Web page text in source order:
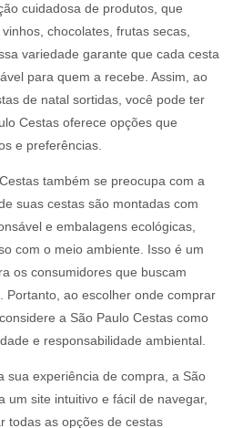
cuidadosa de produtos, que
chocolates, frutas secas,
variedade garante que cada cesta
para quem a recebe. Assim, ao
de natal sortidas, você pode ter
Cestas oferece opções que
e preferências.
também se preocupa com a
suas cestas são montadas com
e embalagens ecológicas,
com o meio ambiente. Isso é um
os consumidores que buscam
Portanto, ao escolher onde comprar
a São Paulo Cestas como
e responsabilidade ambiental.
sua experiência de compra, a São
um site intuitivo e fácil de navegar,
todas as opções de cestas